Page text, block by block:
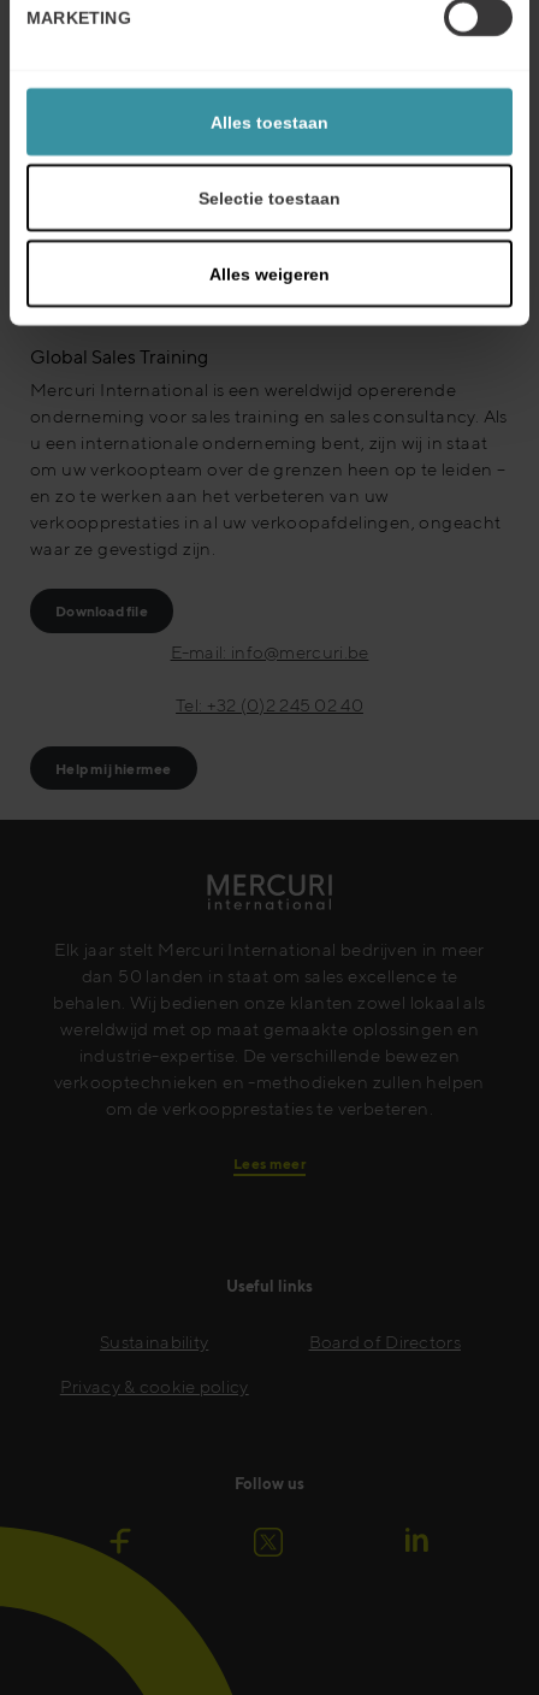
MARKETING
Alles toestaan
Selectie toestaan
Alles weigeren
In al onze verkoopcursussen maken we gebruik van
Blended Learning, een combinatie van face-to-face
– u kunt 24/7 ontwikkelen.
Global Sales Training
Mercuri International is een wereldwijd opererende
onderneming voor sales training en sales consultancy. Als
u een internationale onderneming bent, zijn wij in staat
om uw verkoopteam over de grenzen heen op te leiden –
en zo te werken aan het verbeteren van uw
verkoopprestaties in al uw verkoopafdelingen, ongeacht
waar ze gevestigd zijn.
Download file
E-mail: info@mercuri.be
Tel: +32 (0)2 245 02 40
Help mij hiermee
Elk jaar stelt Mercuri International bedrijven in meer
dan 50 landen in staat om sales excellence te
behalen. Wij bedienen onze klanten zowel lokaal als
wereldwijd met op maat gemaakte oplossingen en
industrie-expertise. De verschillende bewezen
verkooptechnieken en -methodieken zullen helpen
om de verkoopprestaties te verbeteren.
Lees meer
Useful links
Sustainability
Privacy & cookie policy
Board of Directors
Follow us